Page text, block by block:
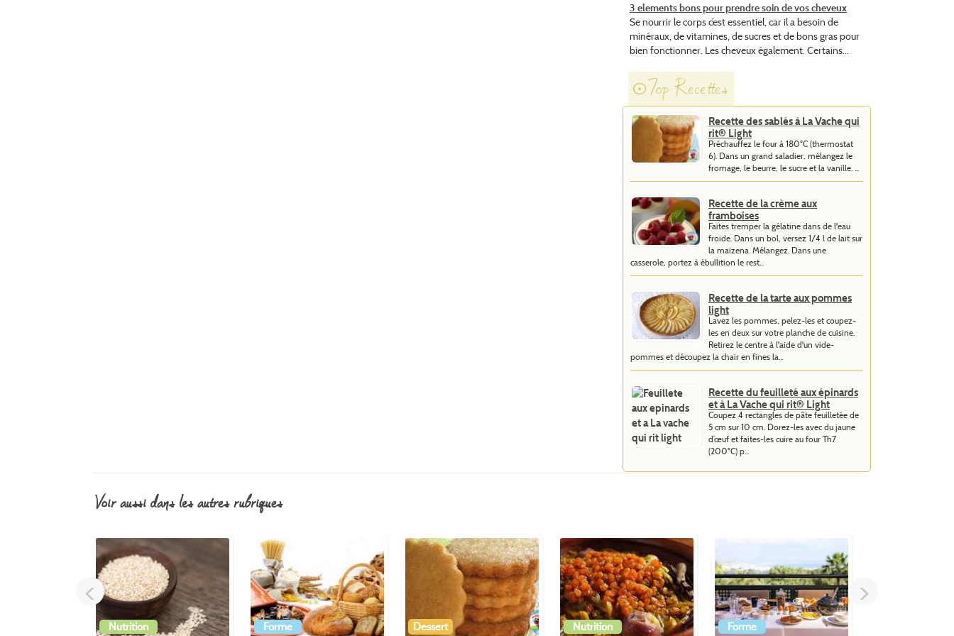
3 elements bons pour prendre soin de vos cheveux
Se nourrir le corps c’est essentiel, car il a besoin de
minéraux, de vitamines, de sucres et de bons gras pour
bien fonctionner. Les cheveux également. Certains...
Top Recettes
Recette des sablés à La Vache qui
rit® Light
Préchauffez le four à 180°C (thermostat
6). Dans un grand saladier, mélangez le
fromage, le beurre, le sucre et la vanille. ...
Recette de la crème aux
framboises
Faites tremper la gélatine dans de l'eau
froide. Dans un bol, versez 1/4 l de lait sur
la maïzena. Mélangez. Dans une
casserole, portez à ébullition le rest...
Recette de la tarte aux pommes
light
Lavez les pommes, pelez-les et coupez-
les en deux sur votre planche de cuisine.
Retirez le centre à l'aide d'un vide-
pommes et découpez la chair en fines la...
Recette du feuilleté aux épinards
et à La Vache qui rit® Light
Coupez 4 rectangles de pâte feuilletée de
5 cm sur 10 cm. Dorez-les avec du jaune
d’œuf et faites-les cuire au four Th7
(200°C) p...
voir aussi dans les autres rubriques
Nutrition Forme Dessert Nutrition Forme
< >